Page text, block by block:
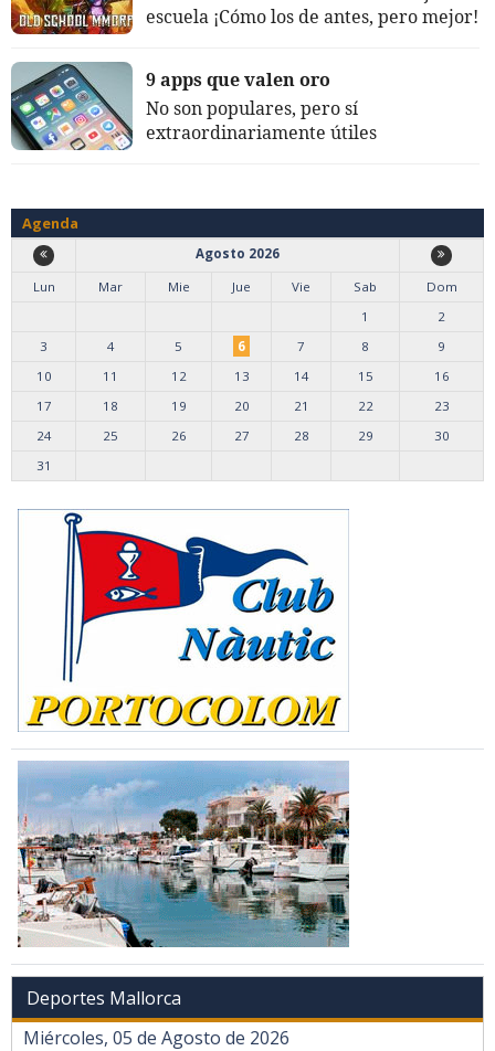
escuela ¡Cómo los de antes, pero mejor!
9 apps que valen oro
No son populares, pero sí
extraordinariamente útiles
Agenda
Agosto 2026
Lun
Mar Mie Jue Vie Sab
Dom
1
2
3
4 5 6 7 8
9
10
11 12 13 14 15
16
17
18 19 20 21 22
23
24
25 26 27 28 29
30
31
Deportes Mallorca
Miércoles, 05 de Agosto de 2026